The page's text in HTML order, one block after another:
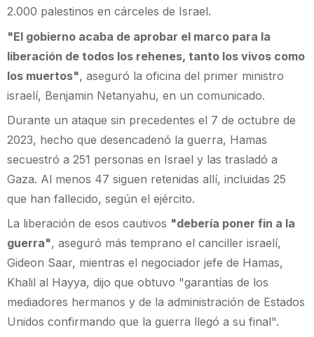
2.000 palestinos en cárceles de Israel.
"El gobierno acaba de aprobar el marco para la
liberación de todos los rehenes, tanto los vivos como
los muertos", aseguró la oficina del primer ministro
israelí, Benjamin Netanyahu, en un comunicado.
Durante un ataque sin precedentes el 7 de octubre de
2023, hecho que desencadenó la guerra, Hamas
secuestró a 251 personas en Israel y las trasladó a
Gaza. Al menos 47 siguen retenidas allí, incluidas 25
que han fallecido, según el ejército.
La liberación de esos cautivos "debería poner fin a la
guerra", aseguró más temprano el canciller israelí,
Gideon Saar, mientras el negociador jefe de Hamas,
Khalil al Hayya, dijo que obtuvo "garantías de los
mediadores hermanos y de la administración de Estados
Unidos confirmando que la guerra llegó a su final".